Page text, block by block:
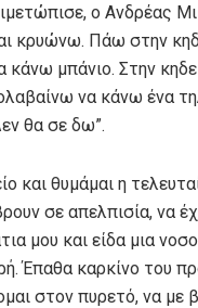
ο Ανδρέας
κρυώνω. Πάω στην
κάνω μπάνιο. Στην
να κάνω ένα
θα σε δω”.
θυμάμαι η
σε απελπισία, να
μου και είδα μια
Έπαθα καρκίνο του
στον πυρετό, να με